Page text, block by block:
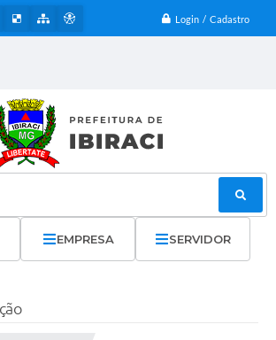
Login / Cadastro
EMPRESA SERVIDOR